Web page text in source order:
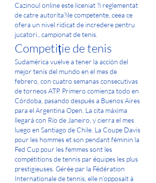
Cazinoul online este liceniat ?i reglementat
de catre autorita?ile competente, ceea ce
ofera un nivel ridicat de incredere pentru
jucatori., campionat de tenis.
Competiție de tenis
Sudamérica vuelve a tener la acción del
mejor tenis del mundo en el mes de
febrero, con cuatro semanas consecutivas
de torneos ATP. Primero comienza todo en
Córdoba, pasando después a Buenos Aires
para el Argentina Open. La cita máxima
llegará con Río de Janeiro, y cierra el mes
luego en Santiago de Chile. La Coupe Davis
pour les hommes et son pendant féminin la
Fed Cup pour les femmes sont les
compétitions de tennis par équipes les plus
prestigieuses. Gérée par la Fédération
Internationale de tennis, elle n’opposait à